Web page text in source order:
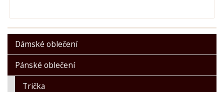
Dámské oblečení
Pánské oblečení
Trička